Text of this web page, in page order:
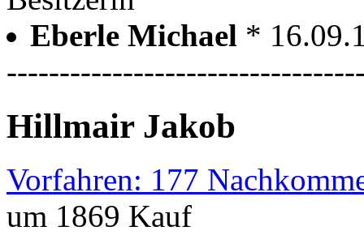
Eberle Michael *
Hillmair Jakob
Vorfahren: 177
um 1869 Kauf